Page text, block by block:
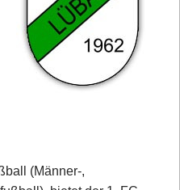
(Männer-,